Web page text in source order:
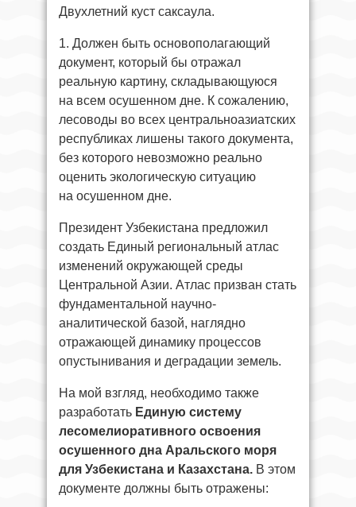
Двухлетний куст саксаула.
1. Должен быть основополагающий
документ, который бы отражал
реальную картину, складывающуюся
на всем осушенном дне. К сожалению,
лесоводы во всех центральноазиатских
республиках лишены такого документа,
без которого невозможно реально
оценить экологическую ситуацию
на осушенном дне.
Президент Узбекистана предложил
создать Единый региональный атлас
изменений окружающей среды
Центральной Азии. Атлас призван стать
фундаментальной научно-
аналитической базой, наглядно
отражающей динамику процессов
опустынивания и деградации земель.
На мой взгляд, необходимо также
разработать Единую систему
лесомелиоративного освоения
осушенного дна Аральского моря
для Узбекистана и Казахстана. В этом
документе должны быть отражены: